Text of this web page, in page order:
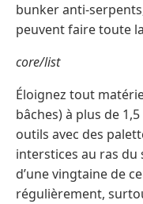
bunker anti-
peuvent faire toute
core/list
Éloignez tout
bâches) à plus de
outils avec des
interstices au ras
d’une vingtaine de
régulièrement,